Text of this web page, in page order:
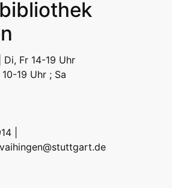
Fr 14-19 Uhr
19 Uhr ; Sa
|